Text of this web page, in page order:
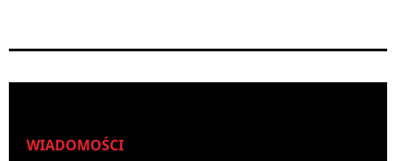
WIADOMOŚCI